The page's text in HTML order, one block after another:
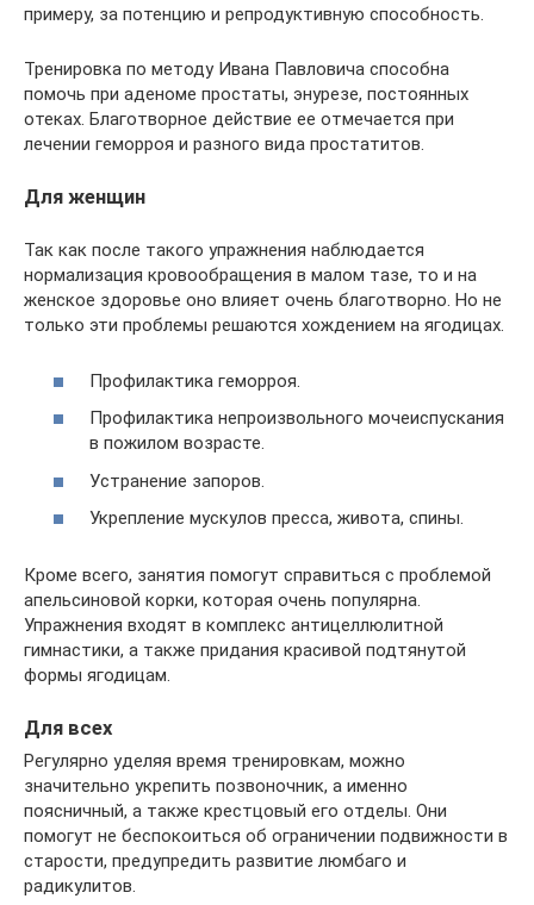
примеру, за потенцию и репродуктивную способность.
Тренировка по методу Ивана Павловича способна
помочь при аденоме простаты, энурезе, постоянных
отеках. Благотворное действие ее отмечается при
лечении геморроя и разного вида простатитов.
Для женщин
Так как после такого упражнения наблюдается
нормализация кровообращения в малом тазе, то и на
женское здоровье оно влияет очень благотворно. Но не
только эти проблемы решаются хождением на ягодицах.
Профилактика геморроя.
Профилактика непроизвольного мочеиспускания
в пожилом возрасте.
Устранение запоров.
Укрепление мускулов пресса, живота, спины.
Кроме всего, занятия помогут справиться с проблемой
апельсиновой корки, которая очень популярна.
Упражнения входят в комплекс антицеллюлитной
гимнастики, а также придания красивой подтянутой
формы ягодицам.
Для всех
Регулярно уделяя время тренировкам, можно
значительно укрепить позвоночник, а именно
поясничный, а также крестцовый его отделы. Они
помогут не беспокоиться об ограничении подвижности в
старости, предупредить развитие люмбаго и
радикулитов.